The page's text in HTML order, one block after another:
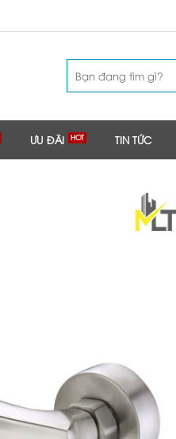
kiếm:
ƯU ĐÃI TIN TỨC